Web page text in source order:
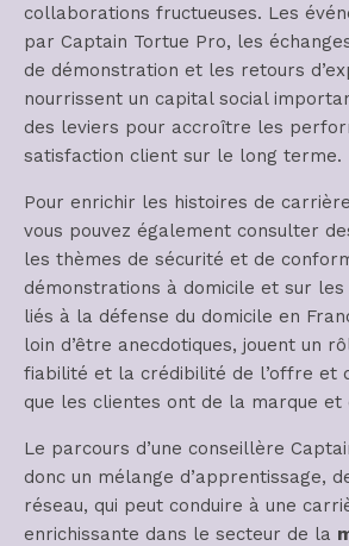
collaborations fructueuses. Les
par Captain Tortue Pro, les
de démonstration et les retours
nourrissent un capital social
des leviers pour accroître les
satisfaction client sur le long terme.
Pour enrichir les histoires de
vous pouvez également consulter
les thèmes de sécurité et de
démonstrations à domicile et sur les
liés à la défense du domicile en
loin d’être anecdotiques, jouent un
fiabilité et la crédibilité de l’offre et
que les clientes ont de la marque et
Le parcours d’une conseillère
donc un mélange d’apprentissage,
réseau, qui peut conduire à une
enrichissante dans le secteur de la